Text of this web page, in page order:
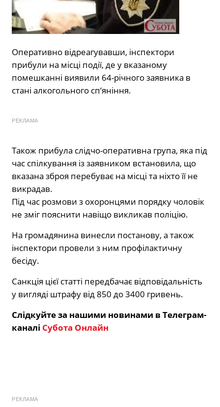
Оперативно відреагувавши, інспектори
прибули на місці події, де у вказаному
помешканні виявили 64-річного заявника в
стані алкогольного сп’яніння.
РЕКЛАМА
Також прибула слідчо-оперативна група, яка під
час спілкування із заявником встановила, що
вказана зброя перебуває на місці та ніхто її не
викрадав.
Під час розмови з охоронцями порядку чоловік
не зміг пояснити навіщо викликав поліцію.
На громадянина винесли постанову, а також
інспектори провели з ним профілактичну
бесіду.
Cанкція цієї статті передбачає відповідальність
у вигляді штрафу від 850 до 3400 гривень.
Слідкуйте за нашими новинами в Телеграм-
каналі Субота Онлайн
РЕКЛАМА